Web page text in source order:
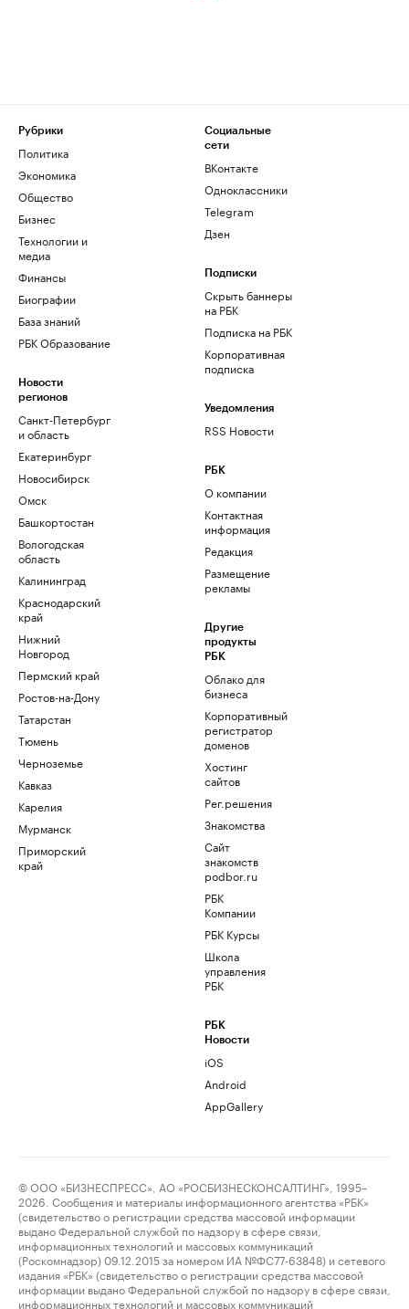
Рубрики
Политика
Экономика
Общество
Бизнес
Технологии и
медиа
Финансы
Биографии
База знаний
РБК Образование
Новости
регионов
Санкт-Петербург
и область
Екатеринбург
Новосибирск
Омск
Башкортостан
Вологодская
область
Калининград
Краснодарский
край
Нижний
Новгород
Пермский край
Ростов-на-Дону
Татарстан
Тюмень
Черноземье
Кавказ
Карелия
Мурманск
Приморский
край
Социальные
сети
ВКонтакте
Одноклассники
Telegram
Дзен
Подписки
Скрыть баннеры
на РБК
Подписка на РБК
Корпоративная
подписка
Уведомления
RSS Новости
РБК
О компании
Контактная
информация
Редакция
Размещение
рекламы
Другие
продукты
РБК
Облако для
бизнеса
Корпоративный
регистратор
доменов
Хостинг
сайтов
Рег.решения
Знакомства
Сайт
знакомств
podbor.ru
РБК
Компании
РБК Курсы
Школа
управления
РБК
РБК
Новости
iOS
Android
AppGallery
© ООО «БИЗНЕСПРЕСС», АО «РОСБИЗНЕСКОНСАЛТИНГ», 1995–
2026. Сообщения и материалы информационного агентства «РБК»
(свидетельство о регистрации средства массовой информации
выдано Федеральной службой по надзору в сфере связи,
информационных технологий и массовых коммуникаций
(Роскомнадзор) 09.12.2015 за номером ИА №ФС77-63848) и сетевого
издания «РБК» (свидетельство о регистрации средства массовой
информации выдано Федеральной службой по надзору в сфере связи,
информационных технологий и массовых коммуникаций